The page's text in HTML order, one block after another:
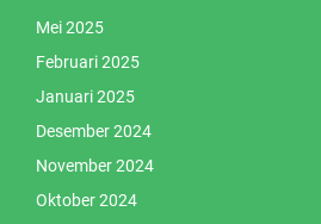
Mei 2025
Februari 2025
Januari 2025
Desember 2024
November 2024
Oktober 2024